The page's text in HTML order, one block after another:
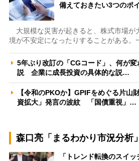
備えておきたい3つのポ
大規模な災害が起きると、株式市場が
境が不安定になったりすることがある。
5年ぶり改訂の「CGコード」、何が
説 企業に成長投資の具体的な説…
【令和のPKOか】GPIFをめぐる片山
資拡大」発言の波紋 「国債重視」…
森口亮「まるわかり市況分析」
「トレンド転換のスイ